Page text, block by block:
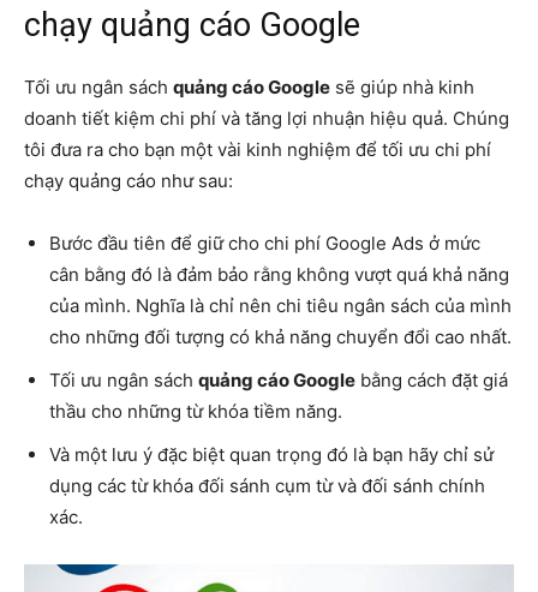
chạy quảng cáo Google
Tối ưu ngân sách quảng cáo Google sẽ giúp nhà kinh
doanh tiết kiệm chi phí và tăng lợi nhuận hiệu quả. Chúng
tôi đưa ra cho bạn một vài kinh nghiệm để tối ưu chi phí
chạy quảng cáo như sau:
Bước đầu tiên để giữ cho chi phí Google Ads ở mức
cân bằng đó là đảm bảo rằng không vượt quá khả năng
của mình. Nghĩa là chỉ nên chi tiêu ngân sách của mình
cho những đối tượng có khả năng chuyển đổi cao nhất.
Tối ưu ngân sách quảng cáo Google bằng cách đặt giá
thầu cho những từ khóa tiềm năng.
Và một lưu ý đặc biệt quan trọng đó là bạn hãy chỉ sử
dụng các từ khóa đối sánh cụm từ và đối sánh chính
xác.